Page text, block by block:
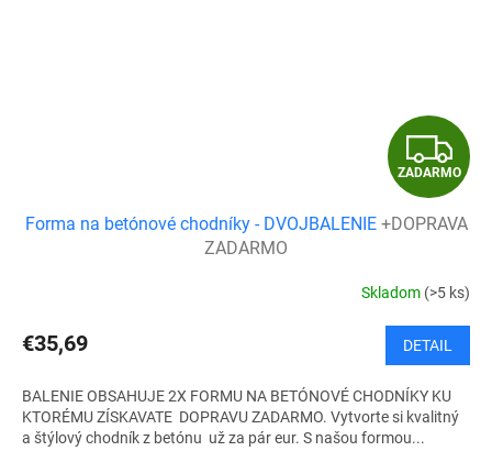
Z
A
D
A
R
M
O
ZADARMO
Forma na betónové chodníky - DVOJBALENIE +DOPRAVA
ZADARMO
Skladom (>5 ks)
€35,69 DETAIL
BALENIE OBSAHUJE 2X FORMU NA BETÓNOVÉ CHODNÍKY KU
KTORÉMU ZÍSKAVATE DOPRAVU ZADARMO. Vytvorte si kvalitný
a štýlový chodník z betónu už za pár eur. S našou formou...